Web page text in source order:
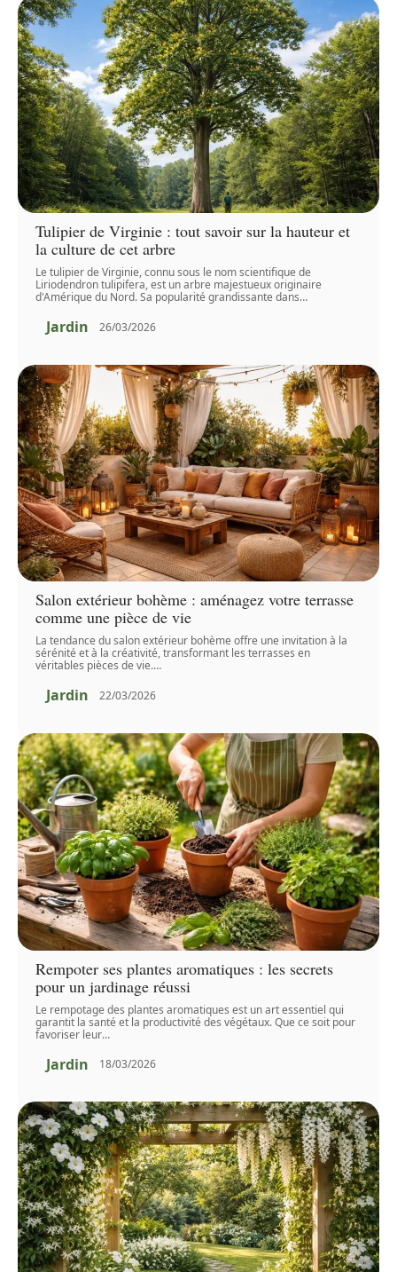
Tulipier de Virginie : tout savoir sur la hauteur et
la culture de cet arbre
Le tulipier de Virginie, connu sous le nom scientifique de
Liriodendron tulipifera, est un arbre majestueux originaire
d'Amérique du Nord. Sa popularité grandissante dans…
Jardin 26/03/2026
Salon extérieur bohème : aménagez votre terrasse
comme une pièce de vie
La tendance du salon extérieur bohème offre une invitation à la
sérénité et à la créativité, transformant les terrasses en
véritables pièces de vie.…
Jardin 22/03/2026
Rempoter ses plantes aromatiques : les secrets
pour un jardinage réussi
Le rempotage des plantes aromatiques est un art essentiel qui
garantit la santé et la productivité des végétaux. Que ce soit pour
favoriser leur…
Jardin 18/03/2026